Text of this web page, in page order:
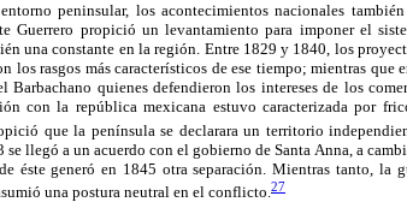
peninsular, los acontecimientos nacionales
Guerrero propició un levantamiento para imponer el
una constante en la región. Entre 1829 y 1840, los
los rasgos más característicos de ese tiempo; mientras
quienes defendieron los intereses de los
con la república mexicana estuvo caracterizada por
que la península se declarara un territorio
se llegó a un acuerdo con el gobierno de Santa Anna, a
éste generó en 1845 otra separación. Mientras tanto, la
una postura neutral en el conflicto. 27